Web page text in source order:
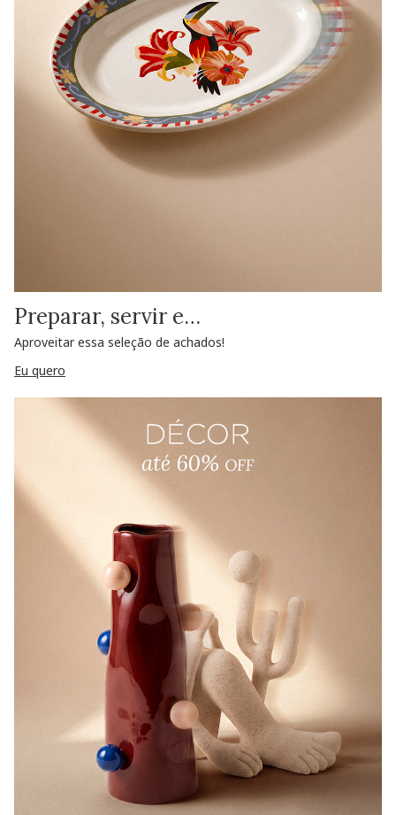
Preparar, servir e…
Aproveitar essa seleção de achados!
Eu quero